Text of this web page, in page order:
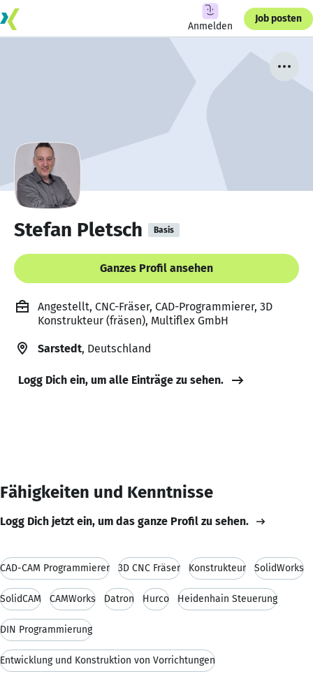
Anmelden
Job posten
Stefan Pletsch Basis
Ganzes Profil ansehen
Angestellt, CNC-Fräser, CAD-Programmierer, 3D
Konstrukteur (fräsen), Multiflex GmbH
Sarstedt, Deutschland
Logg Dich ein, um alle Einträge zu sehen.
Fähigkeiten und Kenntnisse
Logg Dich jetzt ein, um das ganze Profil zu sehen.
CAD-CAM Programmierer 3D CNC Fräser Konstrukteur SolidWorks
SolidCAM CAMWorks Datron Hurco Heidenhain Steuerung
DIN Programmierung
Entwicklung und Konstruktion von Vorrichtungen